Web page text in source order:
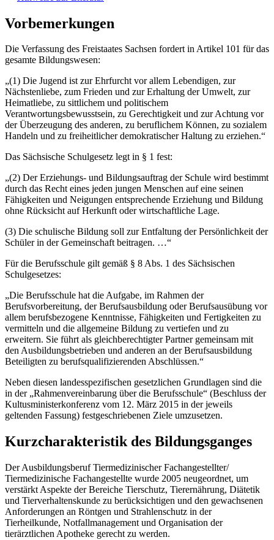
Vorbemerkungen
Die Verfassung des Freistaates Sachsen fordert in Artikel 101 für das
gesamte Bildungswesen:
„(1) Die Jugend ist zur Ehrfurcht vor allem Lebendigen, zur
Nächstenliebe, zum Frieden und zur Erhaltung der Umwelt, zur
Heimatliebe, zu sittlichem und politischem
Verantwortungsbewusstsein, zu Gerechtigkeit und zur Achtung vor
der Überzeugung des anderen, zu beruflichem Können, zu sozialem
Handeln und zu freiheitlicher demokratischer Haltung zu erziehen.“
Das Sächsische Schulgesetz legt in § 1 fest:
„(2) Der Erziehungs- und Bildungsauftrag der Schule wird bestimmt
durch das Recht eines jeden jungen Menschen auf eine seinen
Fähigkeiten und Neigungen entsprechende Erziehung und Bildung
ohne Rücksicht auf Herkunft oder wirtschaftliche Lage.
(3) Die schulische Bildung soll zur Entfaltung der Persönlichkeit der
Schüler in der Gemeinschaft beitragen. …“
Für die Berufsschule gilt gemäß § 8 Abs. 1 des Sächsischen
Schulgesetzes:
„Die Berufsschule hat die Aufgabe, im Rahmen der
Berufsvorbereitung, der Berufsausbildung oder Berufsausübung vor
allem berufsbezogene Kenntnisse, Fähigkeiten und Fertigkeiten zu
vermitteln und die allgemeine Bildung zu vertiefen und zu
erweitern. Sie führt als gleichberechtigter Partner gemeinsam mit
den Ausbildungsbetrieben und anderen an der Berufsausbildung
Beteiligten zu berufsqualifizierenden Abschlüssen.“
Neben diesen landesspezifischen gesetzlichen Grundlagen sind die
in der „Rahmenvereinbarung über die Berufsschule“ (Beschluss der
Kultusministerkonferenz vom 12. März 2015 in der jeweils
geltenden Fassung) festgeschriebenen Ziele umzusetzen.
Kurzcharakteristik des Bildungsganges
Der Ausbildungsberuf Tiermedizinischer Fachangestellter/
Tiermedizinische Fachangestellte wurde 2005 neugeordnet, um
verstärkt Aspekte der Bereiche Tierschutz, Tierernährung, Diätetik
und Tierverhaltenskunde zu berücksichtigen und den gewachsenen
Anforderungen an Röntgen und Strahlenschutz in der
Tierheilkunde, Notfallmanagement und Organisation der
tierärztlichen Apotheke gerecht zu werden.